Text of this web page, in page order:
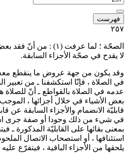
فهرست
؛ لما عرفت(١)
: من أنّ فقد بعض
يقدح في صحّة الأجزاء السابقة.
يكون من جهة عروض ما ينقطع معه
الصلاة ، فإنّا استكشفنا ـ من تعبير
في الصلاة بالقواطع ـ أنّ للصلاة
الأشياء في خلال أجزائها ، الموجب
الانضمام والأجزاء السابقة عن
شيء من ذلك وجودا أو صفة جرى
بقائها على القابليّة المذكورة ـ
، أو استصحاب الاتصال الملحوظ
من الأجزاء الباقية ، فيتفرّع عليه